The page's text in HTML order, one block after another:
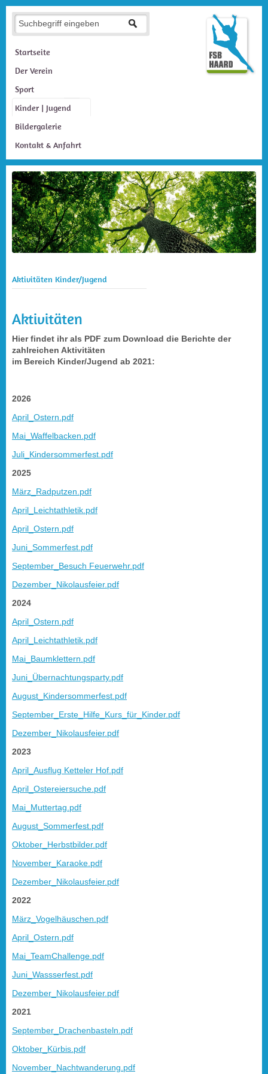
Startseite
Der Verein
Sport
Kinder | Jugend
Bildergalerie
Kontakt & Anfahrt
Aktivitäten Kinder/Jugend
Aktivitäten
Hier findet ihr als PDF zum Download die Berichte der
zahlreichen Aktivitäten
im Bereich Kinder/Jugend ab 2021:
2026
April_Ostern.pdf
Mai_Waffelbacken.pdf
Juli_Kindersommerfest.pdf
2025
März_Radputzen.pdf
April_Leichtathletik.pdf
April_Ostern.pdf
Juni_Sommerfest.pdf
September_Besuch Feuerwehr.pdf
Dezember_Nikolausfeier.pdf
2024
April_Ostern.pdf
April_Leichtathletik.pdf
Mai_Baumklettern.pdf
Juni_Übernachtungsparty.pdf
August_Kindersommerfest.pdf
September_Erste_Hilfe_Kurs_für_Kinder.pdf
Dezember_Nikolausfeier.pdf
2023
April_Ausflug Ketteler Hof.pdf
April_Ostereiersuche.pdf
Mai_Muttertag.pdf
August_Sommerfest.pdf
Oktober_Herbstbilder.pdf
November_Karaoke.pdf
Dezember_Nikolausfeier.pdf
2022
März_Vogelhäuschen.pdf
April_Ostern.pdf
Mai_TeamChallenge.pdf
Juni_Wassserfest.pdf
Dezember_Nikolausfeier.pdf
2021
September_Drachenbasteln.pdf
Oktober_Kürbis.pdf
November_Nachtwanderung.pdf